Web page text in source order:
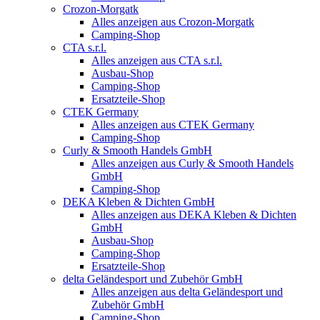
Crozon-Morgatk
Alles anzeigen aus Crozon-Morgatk
Camping-Shop
CTA s.r.l.
Alles anzeigen aus CTA s.r.l.
Ausbau-Shop
Camping-Shop
Ersatzteile-Shop
CTEK Germany
Alles anzeigen aus CTEK Germany
Camping-Shop
Curly & Smooth Handels GmbH
Alles anzeigen aus Curly & Smooth Handels
GmbH
Camping-Shop
DEKA Kleben & Dichten GmbH
Alles anzeigen aus DEKA Kleben & Dichten
GmbH
Ausbau-Shop
Camping-Shop
Ersatzteile-Shop
delta Geländesport und Zubehör GmbH
Alles anzeigen aus delta Geländesport und
Zubehör GmbH
Camping-Shop